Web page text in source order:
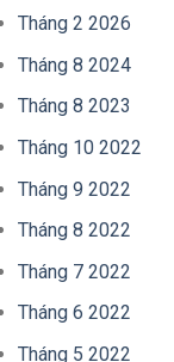
Tháng 2 2026
Tháng 8 2024
Tháng 8 2023
Tháng 10 2022
Tháng 9 2022
Tháng 8 2022
Tháng 7 2022
Tháng 6 2022
Tháng 5 2022